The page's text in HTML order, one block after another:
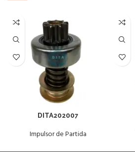
DITA202007
Impulsor de Partida